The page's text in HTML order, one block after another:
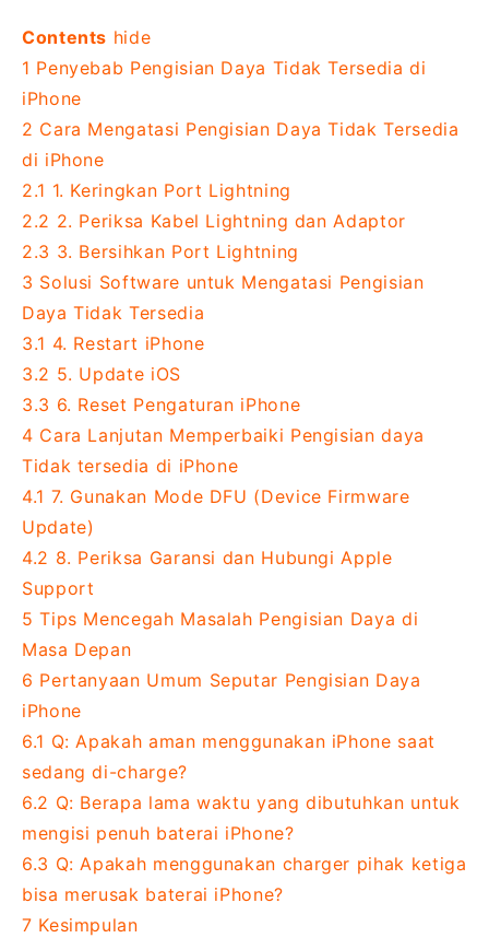
Contents hide
1 Penyebab Pengisian Daya Tidak Tersedia di
iPhone
2 Cara Mengatasi Pengisian Daya Tidak Tersedia
di iPhone
2.1 1. Keringkan Port Lightning
2.2 2. Periksa Kabel Lightning dan Adaptor
2.3 3. Bersihkan Port Lightning
3 Solusi Software untuk Mengatasi Pengisian
Daya Tidak Tersedia
3.1 4. Restart iPhone
3.2 5. Update iOS
3.3 6. Reset Pengaturan iPhone
4 Cara Lanjutan Memperbaiki Pengisian daya
Tidak tersedia di iPhone
4.1 7. Gunakan Mode DFU (Device Firmware
Update)
4.2 8. Periksa Garansi dan Hubungi Apple
Support
5 Tips Mencegah Masalah Pengisian Daya di
Masa Depan
6 Pertanyaan Umum Seputar Pengisian Daya
iPhone
6.1 Q: Apakah aman menggunakan iPhone saat
sedang di-charge?
6.2 Q: Berapa lama waktu yang dibutuhkan untuk
mengisi penuh baterai iPhone?
6.3 Q: Apakah menggunakan charger pihak ketiga
bisa merusak baterai iPhone?
7 Kesimpulan